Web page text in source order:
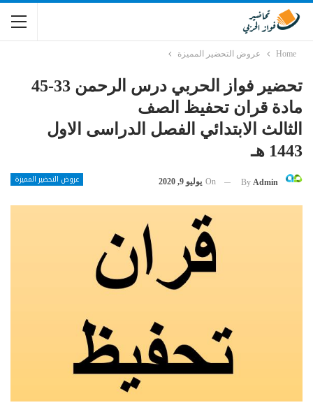
Home عروض التحضير المميزة
تحضير فواز الحربي درس الرحمن 33-45
مادة قران تحفيظ الصف
الثالث الابتدائي الفصل الدراسى الاول
1443 هـ
عروض التحضير المميزة By Admin
On يوليو 9, 2020